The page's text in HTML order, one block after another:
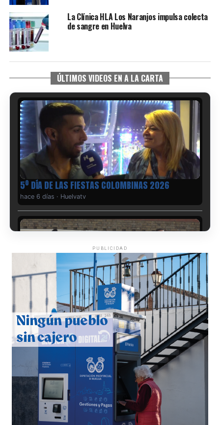
La Clínica HLA Los Naranjos impulsa colecta
de sangre en Huelva
ÚLTIMOS VIDEOS EN A LA CARTA
5º DÍA DE LAS FIESTAS COLOMBINAS 2026
hace 6 días · Huelvatv
CUARTA CORRIDA DE LAS FIESTAS COLOMBINAS
2026
hace 7 días·Huelvatv
PUBLICIDAD